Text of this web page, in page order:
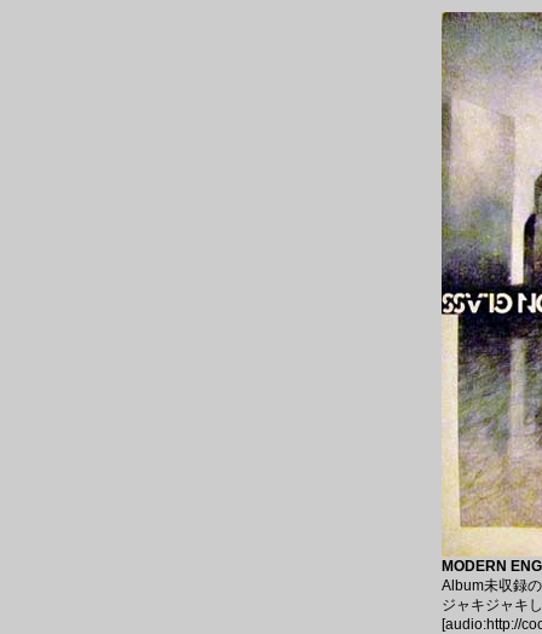
MODERN
Album未収録
ジャキジャキ
[audio:http://